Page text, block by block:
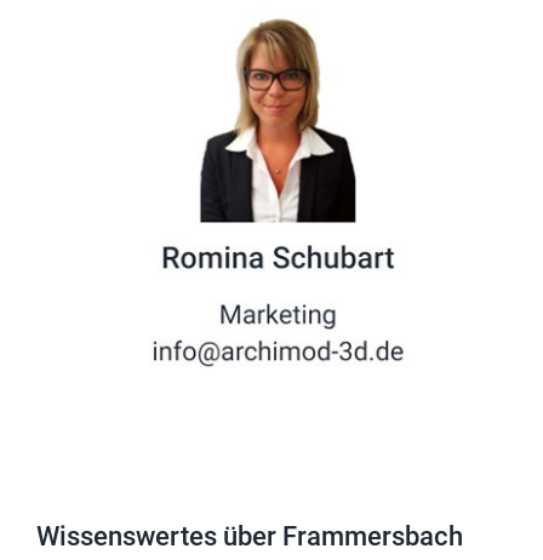
Wissenswertes über Frammersbach